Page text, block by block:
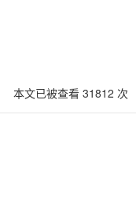
本文已被查看 31812 次